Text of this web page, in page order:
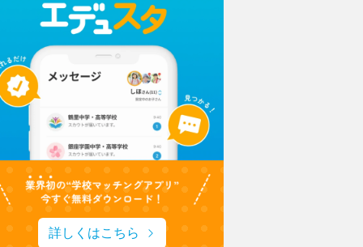
詳しくはこちら